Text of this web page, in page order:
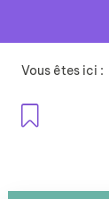
Vous êtes ici :